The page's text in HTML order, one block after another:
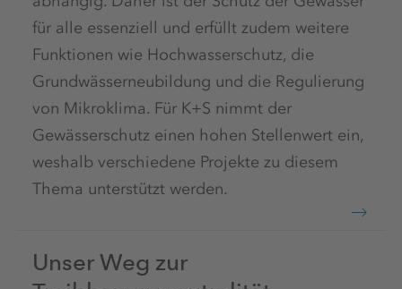
für alle essenziell und erfüllt zudem weitere
Funktionen wie Hochwasserschutz, die
Grundwässerneubildung und die Regulierung
von Mikroklima. Für K+S nimmt der
Gewässerschutz einen hohen Stellenwert ein,
weshalb verschiedene Projekte zu diesem
Thema unterstützt werden.
Unser Weg zur